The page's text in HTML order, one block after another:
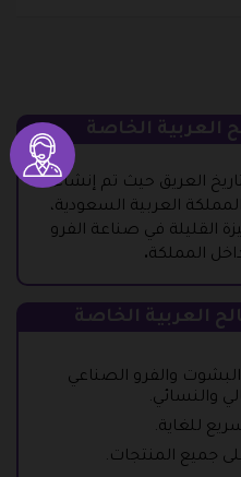
العربية الخاصة
العريق حيث تم إنشاء
العربية السعودية،
القليلة في صناعة الفرو
المملكة.
العربية الخاصة
والفرو الصناعي
والنسائي.
للغاية.
جميع المنتجات.